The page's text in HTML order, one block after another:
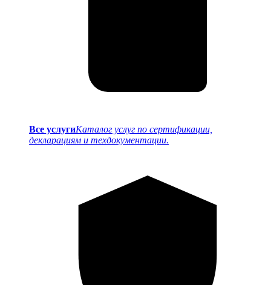
Все услугиКаталог услуг по сертификации,
декларациям и техдокументации.